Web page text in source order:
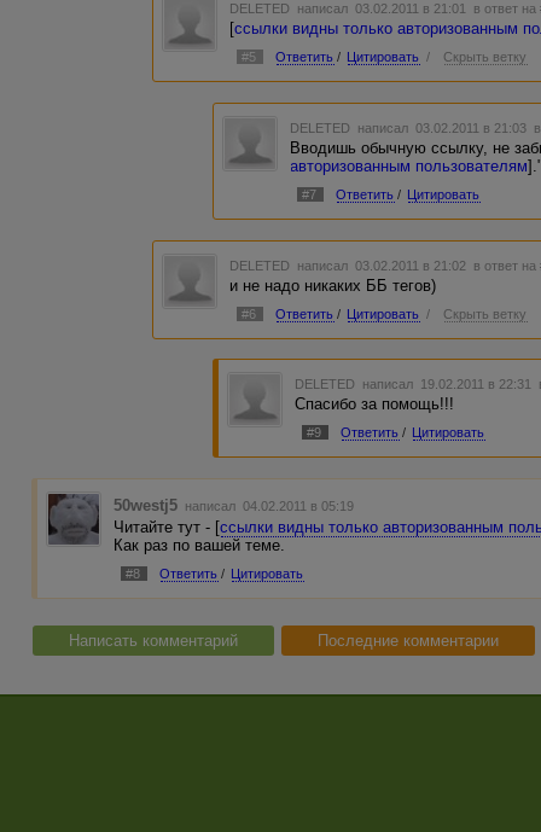
DELETED написал 03.02.2011 в 21:01 в ответ на
[ссылки видны только авторизованным
#5 Ответить / Цитировать / Скрыть ветку
DELETED написал 03.02.2011 в 21:03
Вводишь обычную ссылку, не
авторизованным пользователям
#7 Ответить / Цитировать
DELETED написал 03.02.2011 в 21:02 в ответ на
и не надо никаких ББ тегов)
#6 Ответить / Цитировать / Скрыть ветку
DELETED написал 19.02.2011 в 22:31
Спасибо за помощь!!!
#9 Ответить / Цитировать
50westj5 написал 04.02.2011 в 05:19
Читайте тут - [ссылки видны только авторизованным
Как раз по вашей теме.
#8 Ответить / Цитировать
Написать комментарий Последние комментарии